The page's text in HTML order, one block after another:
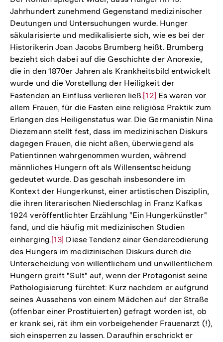
Fußnote
Jahrhundert zunehmend Gegenstand medizinischer
Deutungen und Untersuchungen wurde. Hunger
säkularisierte und medikalisierte sich, wie es bei der
Historikerin Joan Jacobs Brumberg heißt. Brumberg
bezieht sich dabei auf die Geschichte der Anorexie,
die in den 1870er Jahren als Krankheitsbild entwickelt
wurde und die Vorstellung der Heiligkeit der
Fastenden an Einfluss verlieren ließ.Zur
Auflösung
der
Fußnote
[12] Es waren vor
allem Frauen, für die Fasten eine religiöse Praktik zum
Erlangen des Heiligenstatus war. Die Germanistin Nina
Diezemann stellt fest, dass im medizinischen Diskurs
dagegen Frauen, die nicht aßen, überwiegend als
Patientinnen wahrgenommen wurden, während
männliches Hungern oft als Willensentscheidung
gedeutet wurde. Das geschah insbesondere im
Kontext der Hungerkunst, einer artistischen Disziplin,
die ihren literarischen Niederschlag in Franz Kafkas
1924 veröffentlichter Erzählung "Ein Hungerkünstler"
fand, und die häufig mit medizinischen Studien
einherging.Zur
Auflösung
der
Fußnote
[13] Diese Tendenz einer Gendercodierung
des Hungers im medizinischen Diskurs durch die
Unterscheidung von willentlichem und unwillentlichem
Hungern greift "Sult" auf, wenn der Protagonist seine
Pathologisierung fürchtet: Kurz nachdem er aufgrund
seines Aussehens von einem Mädchen auf der Straße
(offenbar einer Prostituierten) gefragt worden ist, ob
er krank sei, rät ihm ein vorbeigehender Frauenarzt (!),
sich einsperren zu lassen. Daraufhin erschrickt er